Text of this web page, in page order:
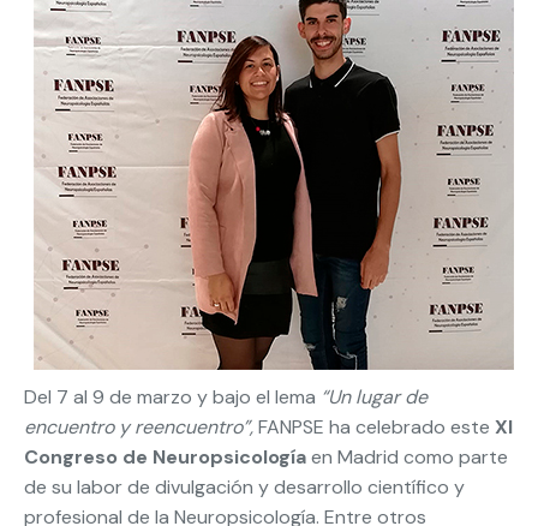
Del 7 al 9 de marzo y bajo el lema “Un lugar de
encuentro y reencuentro”,FANPSE ha celebrado este XI
Congreso de Neuropsicologíaen Madrid como parte
de su labor de divulgación y desarrollo científico y
profesional de la Neuropsicología. Entre otros